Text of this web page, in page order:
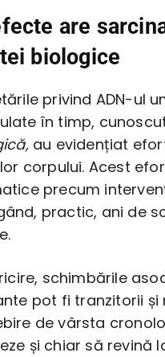
are
biologice
privind ADN-ul
în timp,
au evidențiat
corpului. Acest
precum
practic, ani de
schimbările
pot fi tranzitorii și
de vârsta
și chiar să revină